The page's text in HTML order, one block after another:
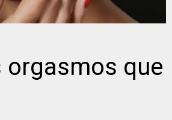
orgasmos que